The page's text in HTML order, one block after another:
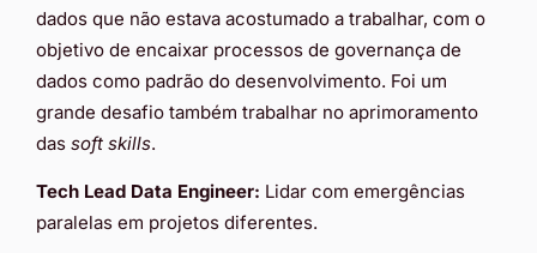
dados que não estava acostumado a trabalhar, com o
objetivo de encaixar processos de governança de
dados como padrão do desenvolvimento. Foi um
grande desafio também trabalhar no aprimoramento
das soft skills.
Tech Lead Data Engineer: Lidar com emergências
paralelas em projetos diferentes.